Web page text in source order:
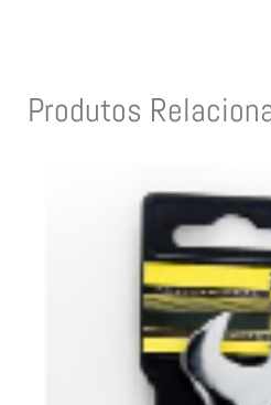
Produtos